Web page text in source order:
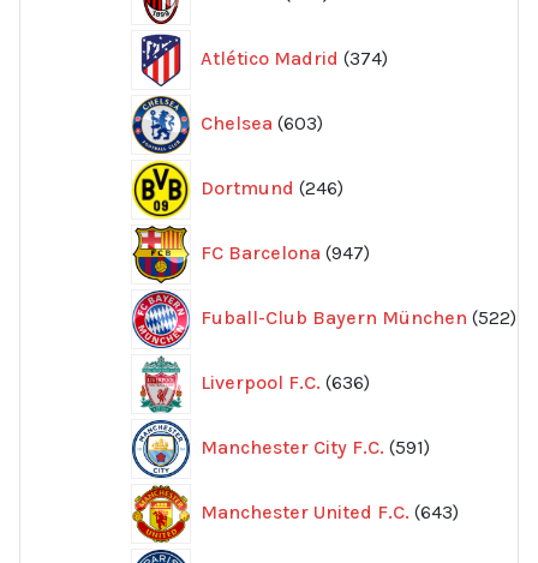
produkter
Atlético Madrid 374
produkter
Chelsea 603
produkter
Dortmund 246
produkter
FC Barcelona 947
produkter
Fuball-Club Bayern München 522
Liverpool F.C. 636
produkter
Manchester City F.C. 591
produkter
Manchester United F.C. 643